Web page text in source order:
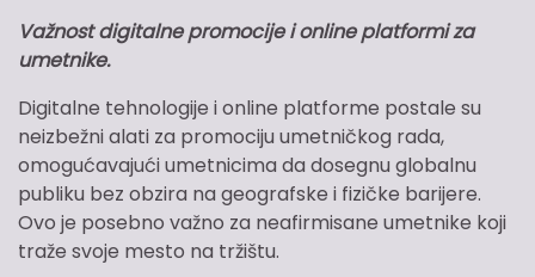
Važnost digitalne promocije i online platformi za
umetnike.
Digitalne tehnologije i online platforme postale su
neizbežni alati za promociju umetničkog rada,
omogućavajući umetnicima da dosegnu globalnu
publiku bez obzira na geografske i fizičke barijere.
Ovo je posebno važno za neafirmisane umetnike koji
traže svoje mesto na tržištu.